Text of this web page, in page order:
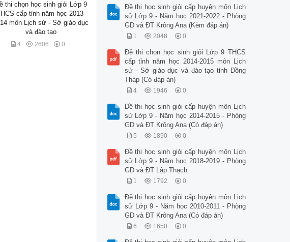
thi chọn học sinh giỏi Lớp 9
cấp tỉnh năm học 2013-
môn Lịch sử - Sở giáo dục
và đào tạo
4 2606 0
Đề thi học sinh giỏi cấp huyện môn Lịch
sử Lớp 9 - Năm học 2021-2022 - Phòng
GD và ĐT Krông Ana (Kèm đáp án)
1 2048 0
Đề thi chọn học sinh giỏi Lớp 9 THCS
cấp tỉnh năm học 2014-2015 môn Lịch
sử - Sở giáo dục và đào tạo tỉnh Đồng
Tháp (Có đáp án)
4 1946 0
Đề thi học sinh giỏi cấp huyện môn Lịch
sử Lớp 9 - Năm học 2014-2015 - Phòng
GD và ĐT Krông Ana (Có đáp án)
5 1890 0
Đề thi học sinh giỏi cấp huyện môn Lịch
sử Lớp 9 - Năm học 2018-2019 - Phòng
GD và ĐT Lập Thạch
1 1792 0
Đề thi học sinh giỏi cấp huyện môn Lịch
sử Lớp 9 - Năm học 2010-2011 - Phòng
GD và ĐT Krông Ana (Có đáp án)
6 1650 0